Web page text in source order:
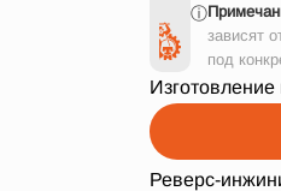
ⓘ
зависят
под
Реверс-